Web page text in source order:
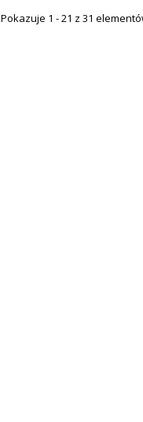
Pokazuje 1 - 21 z 31